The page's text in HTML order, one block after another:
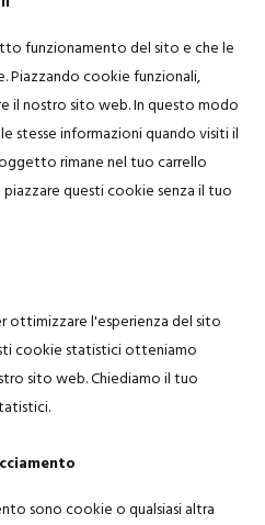
funzionamento del sito e che le
Piazzando cookie funzionali,
il nostro sito web. In questo modo
stesse informazioni quando visiti il
rimane nel tuo carrello
questi cookie senza il tuo
l'esperienza del sito
cookie statistici otteniamo
sito web. Chiediamo il tuo
sono cookie o qualsiasi altra